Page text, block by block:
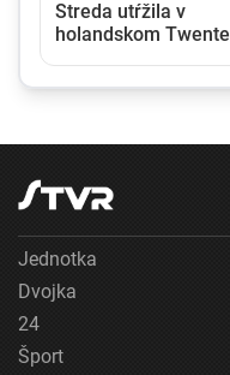
Streda utŕžila v
holandskom Twente
Jednotka
Dvojka
24
Šport